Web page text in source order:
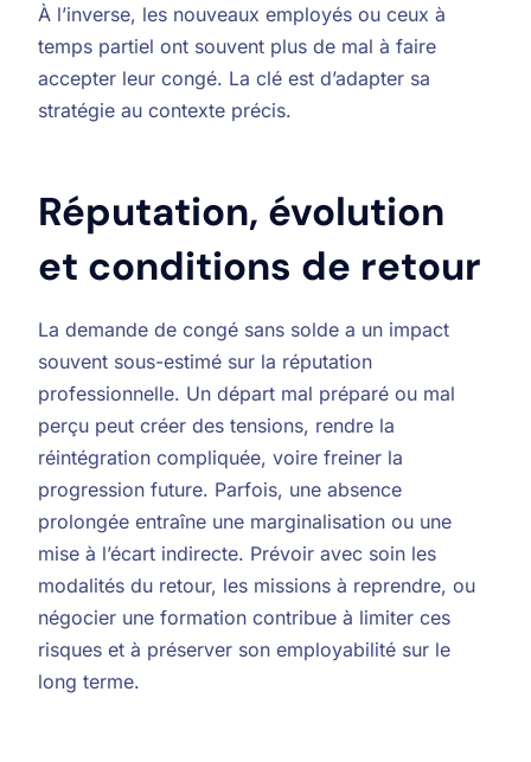
À l’inverse, les nouveaux employés ou ceux à
temps partiel ont souvent plus de mal à faire
accepter leur congé. La clé est d’adapter sa
stratégie au contexte précis.
Réputation, évolution
et conditions de retour
La demande de congé sans solde a un impact
souvent sous-estimé sur la réputation
professionnelle. Un départ mal préparé ou mal
perçu peut créer des tensions, rendre la
réintégration compliquée, voire freiner la
progression future. Parfois, une absence
prolongée entraîne une marginalisation ou une
mise à l’écart indirecte. Prévoir avec soin les
modalités du retour, les missions à reprendre, ou
négocier une formation contribue à limiter ces
risques et à préserver son employabilité sur le
long terme.